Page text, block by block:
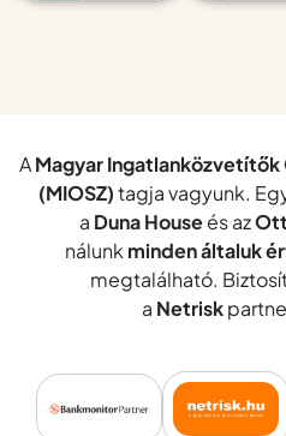
AMagyar
(MIOSZ)tagja vagyunk.
a Duna Houseés az
nálunk minden általuk
megtalálható.
a Netrisk